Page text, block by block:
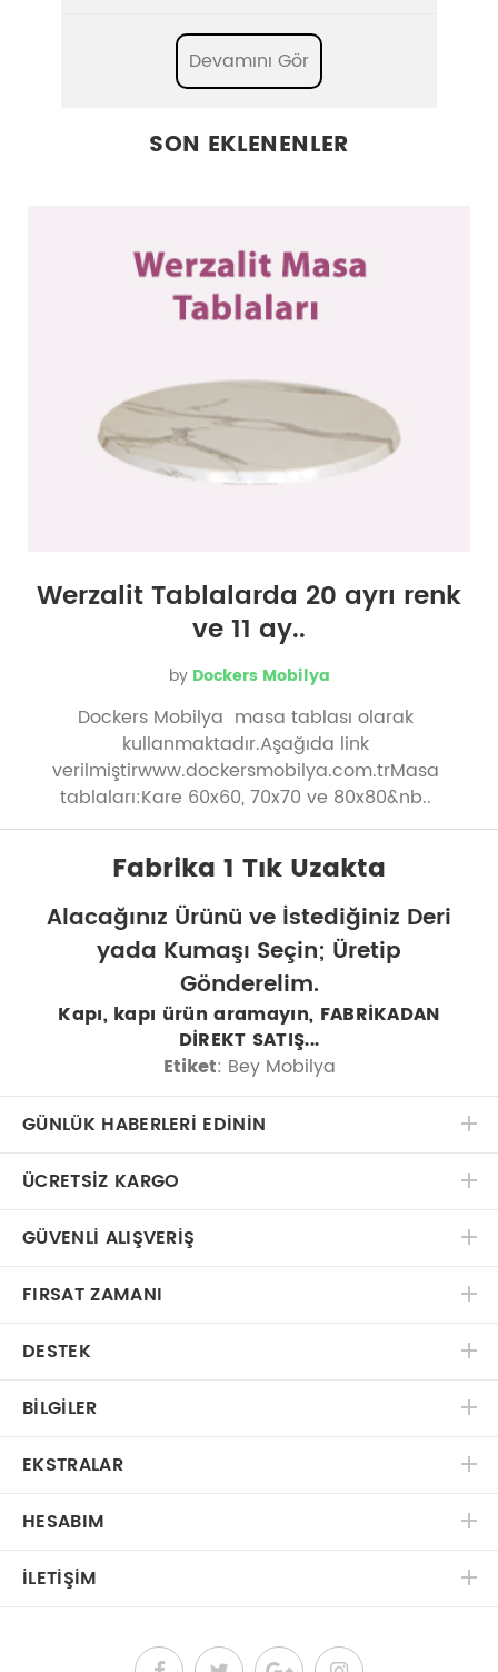
Devamını Gör
SON EKLENENLER
Werzalit Tablalarda 20 ayrı renk
ve 11 ay..
by Dockers Mobilya
Dockers Mobilya masa tablası olarak
kullanmaktadır.Aşağıda link
verilmiştirwww.dockersmobilya.com.trMasa
tablaları:Kare 60x60, 70x70 ve 80x80&nb..
Fabrika 1 Tık Uzakta
Alacağınız Ürünü ve İstediğiniz Deri
yada Kumaşı Seçin; Üretip
Gönderelim.
Kapı, kapı ürün aramayın, FABRİKADAN
DİREKT SATIŞ...
Etiket: Bey Mobilya
GÜNLÜK HABERLERİ EDİNİN
ÜCRETSIZ KARGO
GÜVENLI ALIŞVERIŞ
FIRSAT ZAMANI
DESTEK
BILGILER
EKSTRALAR
HESABIM
İLETIŞIM